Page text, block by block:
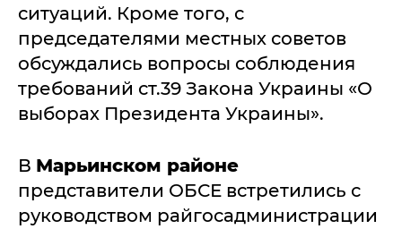
ситуаций. Кроме того, с
председателями местных советов
обсуждались вопросы соблюдения
требований ст.39 Закона Украины «О
выборах Президента Украины».
В Марьинском районе
представители ОБСЕ встретились с
руководством райгосадминистрации